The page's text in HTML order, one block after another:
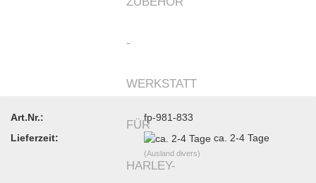
Art.Nr.:
fp-981-833
Lieferzeit:
ca. 2-4 Tage
(Ausland divers)